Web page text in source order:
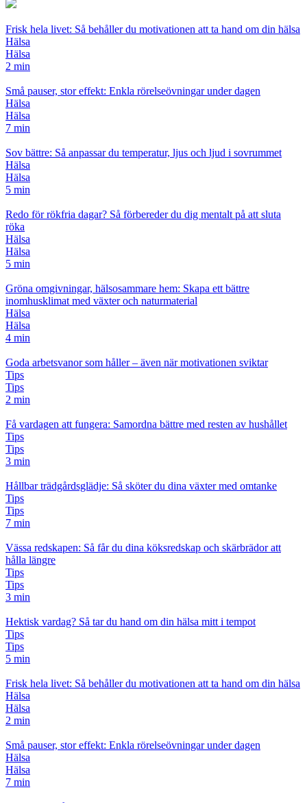
Frisk hela livet: Så behåller du motivationen att ta hand om din hälsa
Hälsa
Hälsa
2 min
Små pauser, stor effekt: Enkla rörelseövningar under dagen
Hälsa
Hälsa
7 min
Sov bättre: Så anpassar du temperatur, ljus och ljud i sovrummet
Hälsa
Hälsa
5 min
Redo för rökfria dagar? Så förbereder du dig mentalt på att sluta
röka
Hälsa
Hälsa
5 min
Gröna omgivningar, hälsosammare hem: Skapa ett bättre
inomhusklimat med växter och naturmaterial
Hälsa
Hälsa
4 min
Goda arbetsvanor som håller – även när motivationen sviktar
Tips
Tips
2 min
Få vardagen att fungera: Samordna bättre med resten av hushållet
Tips
Tips
3 min
Hållbar trädgårdsglädje: Så sköter du dina växter med omtanke
Tips
Tips
7 min
Vässa redskapen: Så får du dina köksredskap och skärbrädor att
hålla längre
Tips
Tips
3 min
Hektisk vardag? Så tar du hand om din hälsa mitt i tempot
Tips
Tips
5 min
Frisk hela livet: Så behåller du motivationen att ta hand om din hälsa
Hälsa
Hälsa
2 min
Små pauser, stor effekt: Enkla rörelseövningar under dagen
Hälsa
Hälsa
7 min